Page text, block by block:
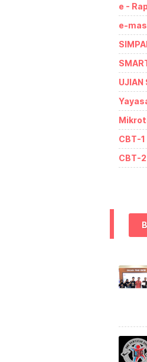
e -
e-
UJIAN
CBT-1
CBT-2